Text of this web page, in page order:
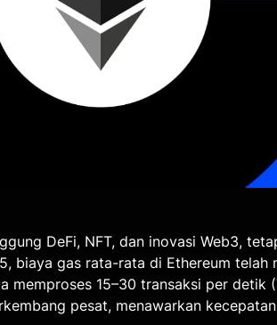
DeFi, NFT, dan inovasi Web3,
biaya gas rata-rata di Ethereum telah
memproses 15–30 transaksi per detik
pesat, menawarkan